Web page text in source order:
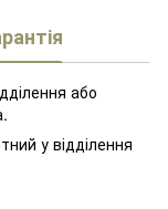
або
у відділення